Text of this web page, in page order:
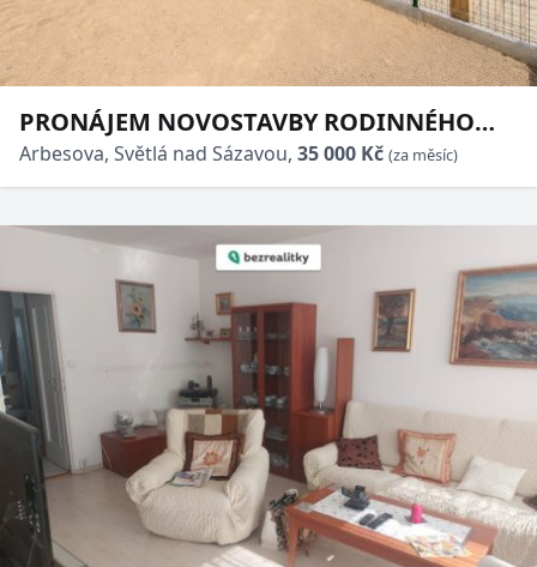
PRONÁJEM NOVOSTAVBY RODINNÉHO
DOMU 6+KK, 165 m², POZEMEK 551 m² –
SVĚTLÁ NAD SÁZAVOU
Arbesova, Světlá nad Sázavou, 35 000 Kč (za měsíc)